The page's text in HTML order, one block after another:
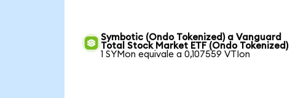
Symbotic (Ondo Tokenized) a Vanguard
Total Stock Market ETF (Ondo Tokenized)
1 SYMon equivale a 0,107559 VTIon